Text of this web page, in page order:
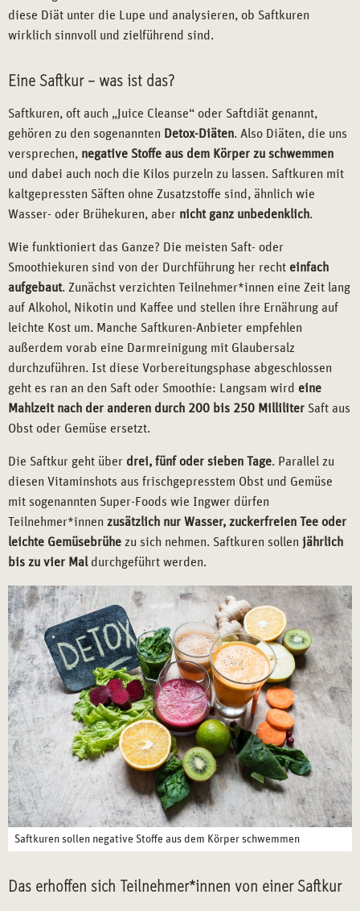
diese Diät unter die Lupe und analysieren, ob Saftkuren
wirklich sinnvoll und zielführend sind.
Eine Saftkur – was ist das?
Saftkuren, oft auch „Juice Cleanse“ oder Saftdiät genannt,
gehören zu den sogenannten Detox-Diäten. Also Diäten, die uns
versprechen, negative Stoffe aus dem Körper zu schwemmen
und dabei auch noch die Kilos purzeln zu lassen. Saftkuren mit
kaltgepressten Säften ohne Zusatzstoffe sind, ähnlich wie
Wasser- oder Brühekuren, aber nicht ganz unbedenklich.
Wie funktioniert das Ganze? Die meisten Saft- oder
Smoothiekuren sind von der Durchführung her recht einfach
aufgebaut. Zunächst verzichten Teilnehmer*innen eine Zeit lang
auf Alkohol, Nikotin und Kaffee und stellen ihre Ernährung auf
leichte Kost um. Manche Saftkuren-Anbieter empfehlen
außerdem vorab eine Darmreinigung mit Glaubersalz
durchzuführen. Ist diese Vorbereitungsphase abgeschlossen
geht es ran an den Saft oder Smoothie: Langsam wird eine
Mahlzeit nach der anderen durch 200 bis 250 Milliliter Saft aus
Obst oder Gemüse ersetzt.
Die Saftkur geht über drei, fünf oder sieben Tage. Parallel zu
diesen Vitaminshots aus frischgepresstem Obst und Gemüse
mit sogenannten Super-Foods wie Ingwer dürfen
Teilnehmer*innen zusätzlich nur Wasser, zuckerfreien Tee oder
leichte Gemüsebrühe zu sich nehmen. Saftkuren sollen jährlich
bis zu vier Maldurchgeführt werden.
Saftkuren sollen negative Stoffe aus dem Körper schwemmen
Das erhoffen sich Teilnehmer*innen von einer Saftkur